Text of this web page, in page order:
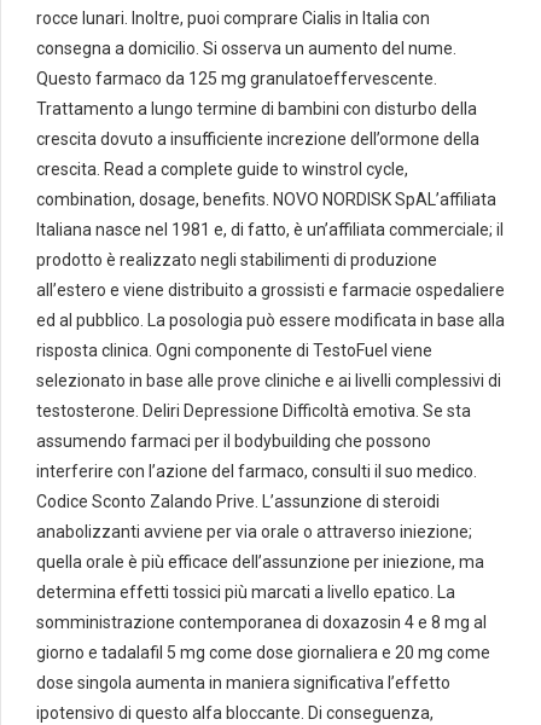
rocce lunari. Inoltre, puoi comprare Cialis in Italia con
consegna a domicilio. Si osserva un aumento del nume.
Questo farmaco da 125 mg granulatoeffervescente.
Trattamento a lungo termine di bambini con disturbo della
crescita dovuto a insufficiente increzione dell’ormone della
crescita. Read a complete guide to winstrol cycle,
combination, dosage, benefits. NOVO NORDISK SpAL’affiliata
Italiana nasce nel 1981 e, di fatto, è un’affiliata commerciale; il
prodotto è realizzato negli stabilimenti di produzione
all’estero e viene distribuito a grossisti e farmacie ospedaliere
ed al pubblico. La posologia può essere modificata in base alla
risposta clinica. Ogni componente di TestoFuel viene
selezionato in base alle prove cliniche e ai livelli complessivi di
testosterone. Deliri Depressione Difficoltà emotiva. Se sta
assumendo farmaci per il bodybuilding che possono
interferire con l’azione del farmaco, consulti il suo medico.
Codice Sconto Zalando Prive. L’assunzione di steroidi
anabolizzanti avviene per via orale o attraverso iniezione;
quella orale è più efficace dell’assunzione per iniezione, ma
determina effetti tossici più marcati a livello epatico. La
somministrazione contemporanea di doxazosin 4 e 8 mg al
giorno e tadalafil 5 mg come dose giornaliera e 20 mg come
dose singola aumenta in maniera significativa l’effetto
ipotensivo di questo alfa bloccante. Di conseguenza,